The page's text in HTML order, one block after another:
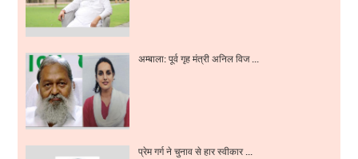
अम्बाला: पूर्व गृह मंत्री अनिल विज ...
प्रेम गर्ग ने चुनाव से हार स्वीकार ...